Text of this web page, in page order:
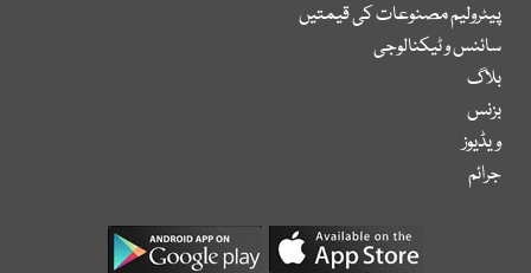
پیٹرولیم مصنوعات کی قیمتیں
سائنس و ٹیکنالوجی
بلاگ
بزنس
ویڈیوز
جرائم